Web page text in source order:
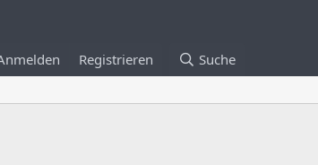
Registrieren Suche